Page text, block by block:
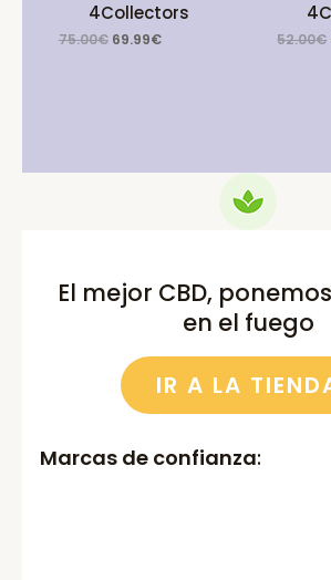
4Collectors
75.00€ Original
69.99€Current
52.00€
El mejor CBD,
en el fuego
IR A LA
Marcas de confianza: